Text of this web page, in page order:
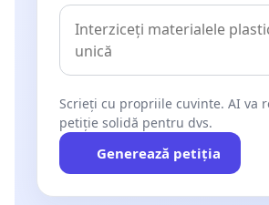
Scrieți cu propriile cuvinte. AI va
petiție solidă pentru dvs.
Generează petiția